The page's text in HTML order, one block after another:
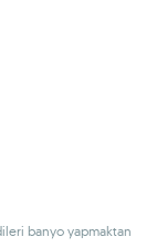
banyo yapmaktan